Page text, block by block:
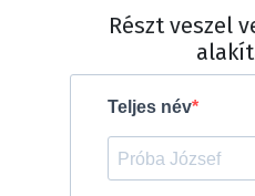
Részt veszel
Teljes név